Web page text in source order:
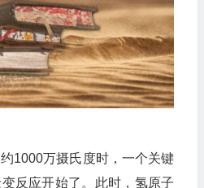
1000万摄氏度时，一个关键
反应开始了。此时，氢原子